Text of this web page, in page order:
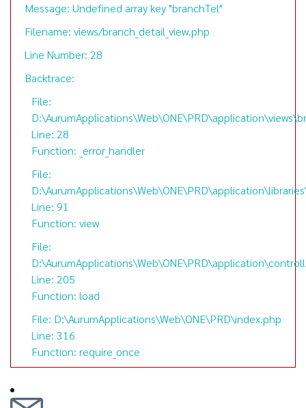
Message: Undefined array key "branchTel"
Filename: views/branch_detail_view.php
Line Number: 28
Backtrace:
File:
Line: 28
Function: _error_handler
File:
Line: 91
Function: view
File:
Line: 205
Function: load
File: D:\AurumApplications\Web\ONE\PRD\index.php
Line: 316
Function: require_once